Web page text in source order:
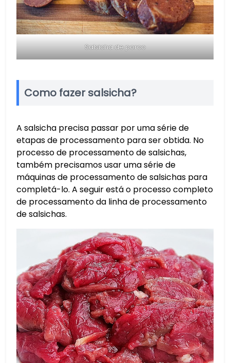
Salsicha de porco
Como fazer salsicha?
A salsicha precisa passar por uma série de
etapas de processamento para ser obtida. No
processo de processamento de salsichas,
também precisamos usar uma série de
máquinas de processamento de salsichas para
completá-lo. A seguir está o processo completo
de processamento da linha de processamento
de salsichas.